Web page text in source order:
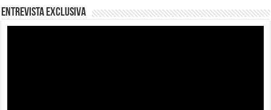
Entrevista Exclusiva